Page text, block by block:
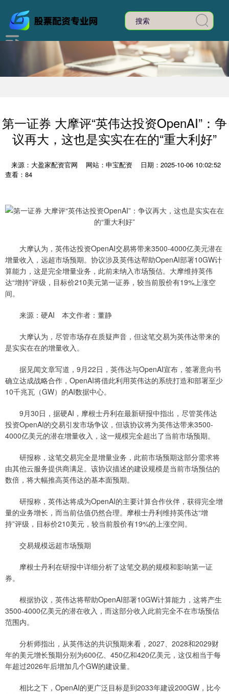
第一证券 大摩评“英伟达投资OpenAI”：争
议再大，这也是实实在在的“重大利好”
来源：大盈家配资官网 网站：申宝配资
日期：2025-10-06 10:02:52
查看：84
大摩认为，英伟达投资OpenAI交易将带来3500-4000亿美元潜在
增量收入，远超市场预期。协议涉及英伟达帮助OpenAI部署10GW计
算能力，这是完全增量业务，此前未纳入市场预估。大摩维持英伟
达“增持”评级，目标价210美元第一证券，较当前股价有19%上涨空
间。
来源：硬AI 本文作者：董静
大摩认为，尽管市场存在质疑声音，但这笔交易为英伟达带来的
是实实在在的增量收入。
据见闻文章写道，9月22日，英伟达与OpenAI宣布，签署意向书
确立达成战略合作，OpenAI将借此利用英伟达的系统打造和部署至少
10千兆瓦（GW）的AI数据中心。
9月30日，据硬AI，摩根士丹利在最新研报中指出，尽管英伟达
投资OpenAI的交易引发市场争议，但该协议将为英伟达带来3500-
4000亿美元的潜在增量收入，这一规模完全超出了当前市场预期。
研报称，这笔交易完全是增量业务，此前市场预期这部分需求将
由其他云服务提供商满足。该协议描述的建设规模是当前市场预估的
数倍，将大幅推高英伟达的基本面预期。
研报称，英伟达将成为OpenAI的主要计算合作伙伴，获得完全增
量的业务增长，而当前估值仍然合理。摩根士丹利维持英伟达“增
持”评级，目标价210美元，较当前股价有19%的上涨空间。
交易规模远超市场预期
摩根士丹利在研报中详细分析了这笔交易的规模和影响第一证
券。
根据协议，英伟达将帮助OpenAI部署10GW计算能力，这将产生
3500-4000亿美元的潜在收入，而这部分收入此前完全不在市场预估
范围内。
分析师指出，从英伟达的共识预期来看，2027、2028和2029财
年的美元增长预期分别为600亿、450亿和420亿美元，这仅相当于每
年超过2026年后增加几个GW的建设量。
相比之下，OpenAI的更广泛目标是到2033年建设200GW，比今